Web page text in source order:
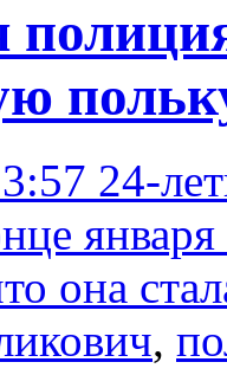
24-
она
,